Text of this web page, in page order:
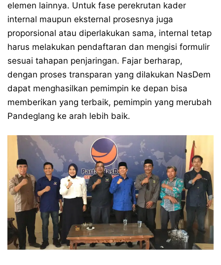
elemen lainnya. Untuk fase perekrutan kader
internal maupun eksternal prosesnya juga
proporsional atau diperlakukan sama, internal tetap
harus melakukan pendaftaran dan mengisi formulir
sesuai tahapan penjaringan. Fajar berharap,
dengan proses transparan yang dilakukan NasDem
dapat menghasilkan pemimpin ke depan bisa
memberikan yang terbaik, pemimpin yang merubah
Pandeglang ke arah lebih baik.